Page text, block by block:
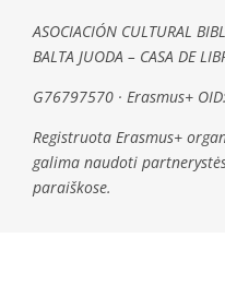
ASOCIACIÓN CULTURAL
BALTA JUODA – CASA DE
G76797570 · Erasmus+
Registruota Erasmus+
galima naudoti
paraiškose.